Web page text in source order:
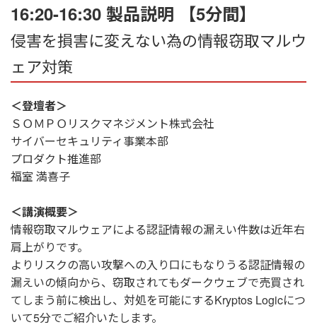
16:20-16:30 製品説明 【5分間】
侵害を損害に変えない為の情報窃取マルウ
ェア対策
＜登壇者＞
ＳＯＭＰＯリスクマネジメント株式会社
サイバーセキュリティ事業本部
プロダクト推進部
福室 満喜子
＜講演概要＞
情報窃取マルウェアによる認証情報の漏えい件数は近年右
肩上がりです。
よりリスクの高い攻撃への入り口にもなりうる認証情報の
漏えいの傾向から、窃取されてもダークウェブで売買され
てしまう前に検出し、対処を可能にするKryptos Logicにつ
いて5分でご紹介いたします。